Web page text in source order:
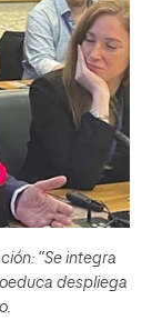
“Se integra
despliega